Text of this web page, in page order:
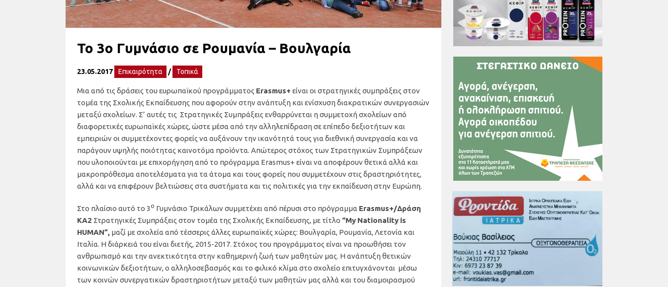
Το 3ο Γυμνάσιο σε Ρουμανία – Βουλγαρία
23.05.2017 Επικαιρότητα / Τοπικά
Μια από τις δράσεις του ευρωπαϊκού προγράμματος Erasmus+ είναι οι στρατηγικές συμπράξεις στον
τομέα της Σχολικής Εκπαίδευσης που αφορούν στην ανάπτυξη και ενίσχυση διακρατικών συνεργασιών
μεταξύ σχολείων. Σ’ αυτές τις Στρατηγικές Συμπράξεις ενθαρρύνεται η συμμετοχή σχολείων από
διαφορετικές ευρωπαϊκές χώρες, ώστε μέσα από την αλληλεπίδραση σε επίπεδο δεξιοτήτων και
εμπειριών οι συμμετέχοντες φορείς να αυξάνουν την ικανότητά τους για διεθνική συνεργασία και να
παράγουν υψηλής ποιότητας καινοτόμα προϊόντα. Απώτερος στόχος των Στρατηγικών Συμπράξεων
που υλοποιούνται με επιχορήγηση από το πρόγραμμα Erasmus+ είναι να αποφέρουν θετικά αλλά και
μακροπρόθεσμα αποτελέσματα για τα άτομα και τους φορείς που συμμετέχουν στις δραστηριότητες,
αλλά και να επιφέρουν βελτιώσεις στα συστήματα και τις πολιτικές για την εκπαίδευση στην Ευρώπη.
Στο πλαίσιο αυτό το 3ο Γυμνάσιο Τρικάλων συμμετέχει από πέρυσι στο πρόγραμμα Erasmus+/Δράση
ΚΑ2 Στρατηγικές Συμπράξεις στον τομέα της Σχολικής Εκπαίδευσης, με τίτλο “My Nationality is
HUMAN”,μαζί με σχολεία από τέσσερις άλλες ευρωπαϊκές χώρες: Βουλγαρία, Ρουμανία, Λετονία και
Ιταλία. Η διάρκειά του είναι διετής, 2015-2017. Στόχος του προγράμματος είναι να προωθήσει τον
ανθρωπισμό και την ανεκτικότητα στην καθημερινή ζωή των μαθητών μας. Η ανάπτυξη θετικών
κοινωνικών δεξιοτήτων, ο αλληλοσεβασμός και το φιλικό κλίμα στο σχολείο επιτυγχάνονται μέσω
των κοινών συνεργατικών δραστηριοτήτων μεταξύ των μαθητών μας αλλά και του διαμοιρασμού